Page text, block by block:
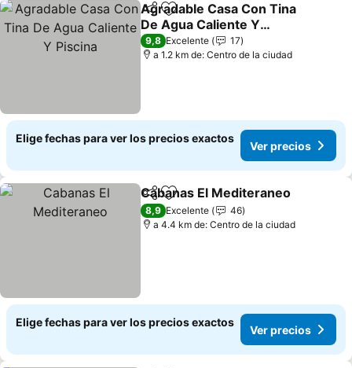
CompartirAgregar a favoritos
Agradable Casa Con Tina
De Agua Caliente Y
Piscina
Ver precios
9,8 Excelente
17
a 1.2 km de: Centro de la ciudad
Elige fechas para ver los precios exactos
Ver precios
CompartirAgregar a favoritos
Cabanas El Mediteraneo
8,9 Excelente
46
a 4.4 km de: Centro de la ciudad
Elige fechas para ver los precios exactos
Ver precios